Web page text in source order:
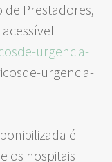
Prestadores,
urgencia-
urgencia-
é
os hospitais